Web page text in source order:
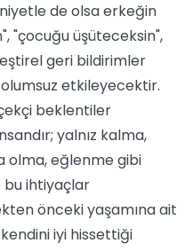
de olsa erkeğin
"çocuğu üşüteceksin",
geri bildirimler
etkileyecektir.
beklentiler
yalnız kalma,
olma, eğlenme gibi
bu ihtiyaçlar
önceki yaşamına ait
iyi hissettiği